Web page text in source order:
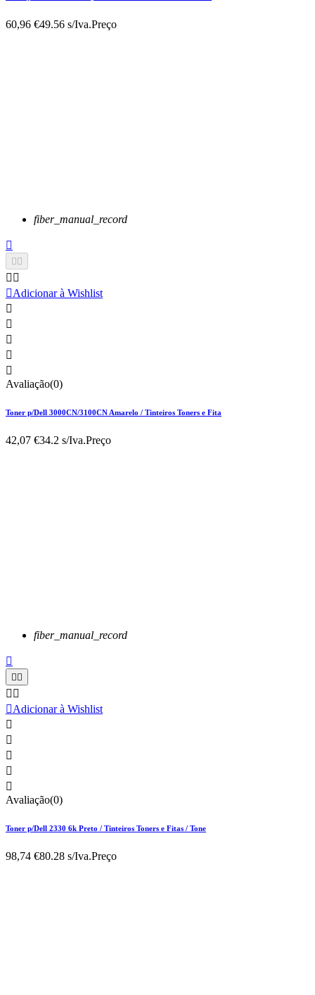
60,96 €49.56 s/Iva.Preço
fiber_manual_record


 
Adicionar à Wishlist





Avaliação(0)
Toner p/Dell 3000CN/3100CN Amarelo / Tinteiros Toners e Fita
42,07 €34.2 s/Iva.Preço
fiber_manual_record


 
Adicionar à Wishlist





Avaliação(0)
Toner p/Dell 2330 6k Preto / Tinteiros Toners e Fitas / Tone
98,74 €80.28 s/Iva.Preço